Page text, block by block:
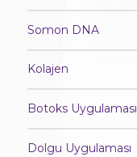
Somon DNA
Kolajen
Botoks Uygulaması
Dolgu Uygulaması